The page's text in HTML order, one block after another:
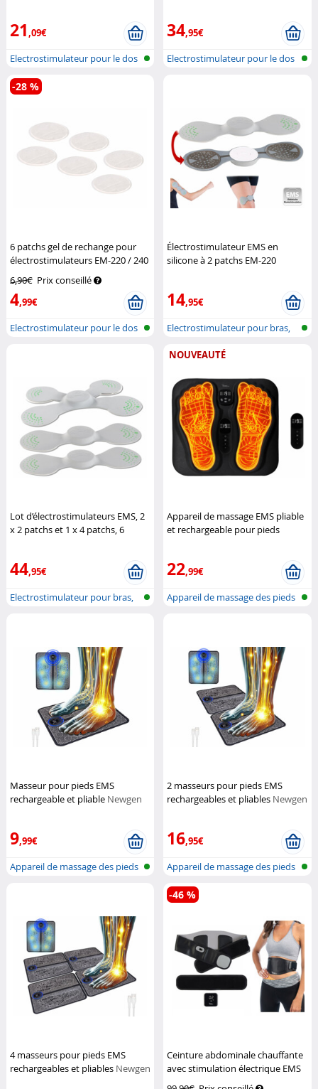
21,09€
Electrostimulateur pour le dos
et l...
34,95€
Electrostimulateur pour le dos
6 patchs gel de rechange pour
électrostimulateurs EM-220 / 240
6,90€ Prix conseillé
4,99€
-28 %
Electrostimulateur pour le dos
Électrostimulateur EMS en
silicone à 2 patchs EM-220
14,95€
Electrostimulateur pour bras,
Lot d’électrostimulateurs EMS, 2
x 2 patchs et 1 x 4 patchs, 6
44,95€
Electrostimulateur pour bras,
NOUVEAUTÉ
Appareil de massage EMS pliable
et rechargeable pour pieds
22,99€
Appareil de massage des pieds
Masseur pour pieds EMS
rechargeable et pliable Newgen
9,99€
Appareil de massage des pieds
2 masseurs pour pieds EMS
rechargeables et pliables Newgen
16,95€
Appareil de massage des pieds
EMS à...
4 masseurs pour pieds EMS
rechargeables et pliables Newgen
Ceinture abdominale chauffante
avec stimulation électrique EMS
-46 %